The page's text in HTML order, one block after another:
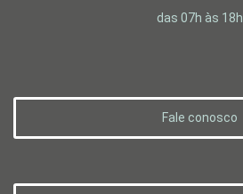
das 07h às 18h
Fale conosco